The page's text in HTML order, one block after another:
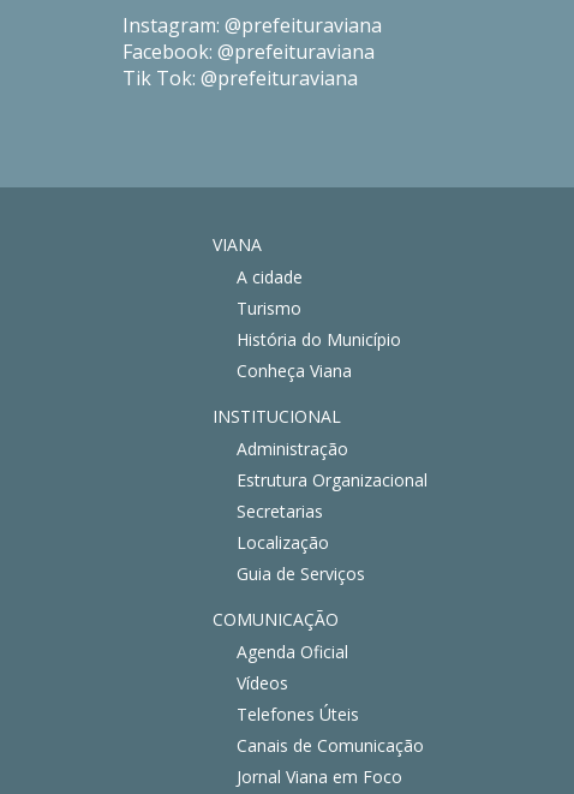
Instagram: @prefeituraviana
Facebook: @prefeituraviana
Tik Tok: @prefeituraviana
VIANA
A cidade
Turismo
História do Município
Conheça Viana
INSTITUCIONAL
Administração
Estrutura Organizacional
Secretarias
Localização
Guia de Serviços
COMUNICAÇÃO
Agenda Oficial
Vídeos
Telefones Úteis
Canais de Comunicação
Jornal Viana em Foco